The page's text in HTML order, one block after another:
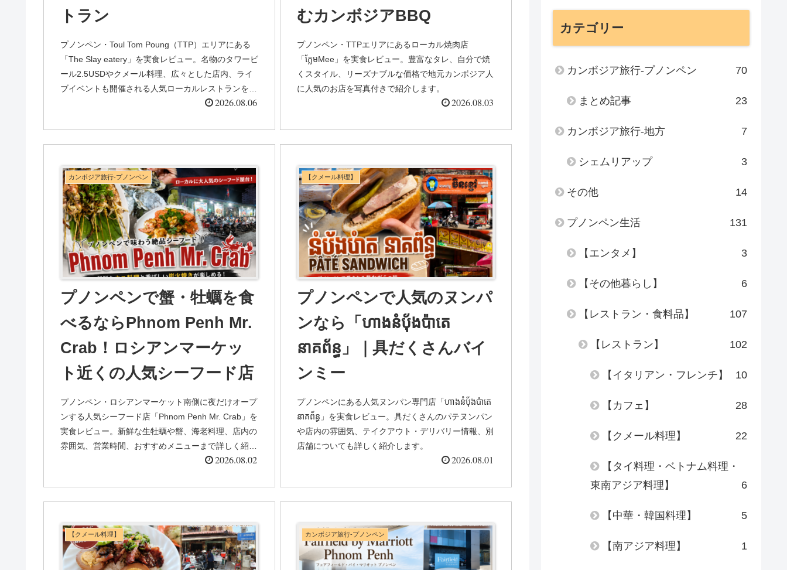
トラン
プノンペン・Toul Tom Poung（TTP）エリアにある
「The Slay eatery」を実食レビュー。名物のタワービ
ール2.5USDやクメール料理、広々とした店内、ライ
ブイベントも開催される人気ローカルレストランを紹
2026.08.06
むカンボジアBBQ
プノンペン・TTPエリアにあるローカル焼肉店
「ក្លែមMee」を実食レビュー。豊富なタレ、自分で焼
くスタイル、リーズナブルな価格で地元カンボジア人
に人気のお店を写真付きで紹介します。
2026.08.03
カンボジア旅行-プノンペン
プノンペンで蟹・牡蠣を食
べるならPhnom Penh Mr.
Crab！ロシアンマーケッ
ト近くの人気シーフード店
プノンペン・ロシアンマーケット南側に夜だけオープ
ンする人気シーフード店「Phnom Penh Mr. Crab」を
実食レビュー。新鮮な生牡蠣や蟹、海老料理、店内の
雰囲気、営業時間、おすすめメニューまで詳しく紹介
2026.08.02
【クメール料理】
プノンペンで人気のヌンパ
ンなら「ហាងនំប៉័ងប៉ាតេ
នាគព័ន្ធ」｜具だくさんバイ
ンミー
プノンペンにある人気ヌンパン専門店「ហាងនំប៉័ងប៉ាតេ
នាគព័ន្ធ」を実食レビュー。具だくさんのパテヌンパン
や店内の雰囲気、テイクアウト・デリバリー情報、別
店舗についても詳しく紹介します。
2026.08.01
【クメール料理】 カンボジア旅行-プノンペン
カテゴリー
カンボジア旅行-プノンペン 70
まとめ記事 23
カンボジア旅行-地方 7
シェムリアップ 3
その他 14
プノンペン生活 131
【エンタメ】 3
【その他暮らし】 6
【レストラン・食料品】 107
【レストラン】 102
【イタリアン・フレンチ】 10
【カフェ】 28
【クメール料理】 22
【タイ料理・ベトナム料理・
東南アジア料理】
6
【中華・韓国料理】 5
【南アジア料理】 1